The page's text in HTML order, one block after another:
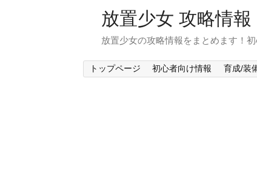
放置少女 攻略情報
放置少女の攻略情報をまとめます！
トップページ 初心者向け情報 育成/装